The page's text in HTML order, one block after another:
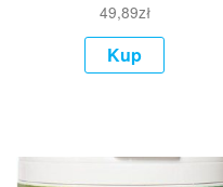
49,89zł
Kup